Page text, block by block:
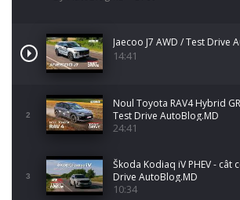
Jaecoo J7 AWD / Test Drive
14:41
2
Noul Toyota RAV4 Hybrid
Test Drive AutoBlog.MD
24:41
3
Škoda Kodiaq iV PHEV - cât
Drive AutoBlog.MD
10:34